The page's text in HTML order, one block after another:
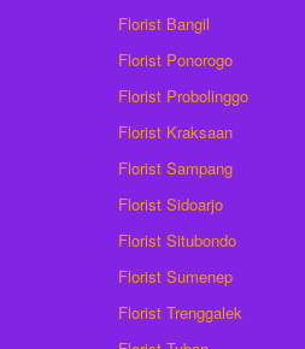
Florist Bangil
Florist Ponorogo
Florist Probolinggo
Florist Kraksaan
Florist Sampang
Florist Sidoarjo
Florist Situbondo
Florist Sumenep
Florist Trenggalek